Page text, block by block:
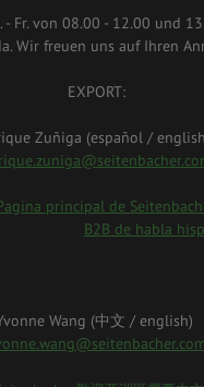
Fr. von 08.00 - 12.00 und
Wir freuen uns auf Ihren
EXPORT:
Zuñiga (español /
principal de
B2B de habla
Wang (中⽂ / english)